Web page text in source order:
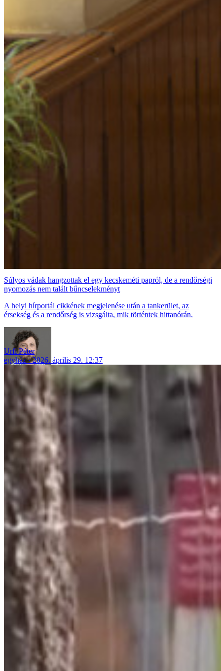
Súlyos vádak hangzottak el egy kecskeméti papról, de a rendőrségi
nyomozás nem talált bűncselekményt
A helyi hírportál cikkének megjelenése után a tankerület, az
érsekség és a rendőrség is vizsgálta, mik történtek hittanórán.
Urfi Péter
egyház
2026. április 29. 12:37